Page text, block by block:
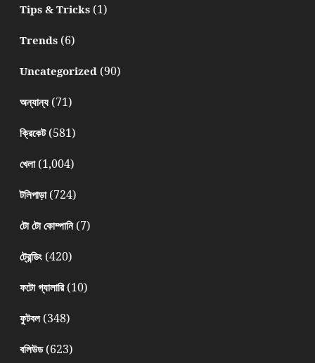
Tips & Tricks(1)
Trends(6)
Uncategorized(90)
অন্যান্য(71)
ক্রিকেট(581)
খেলা(1,004)
টলিপাড়া(724)
টো টো কোম্পানি(7)
ট্রেন্ডিং(420)
ফটো গ্যালারি(10)
ফুটবল(348)
বলিউড(623)